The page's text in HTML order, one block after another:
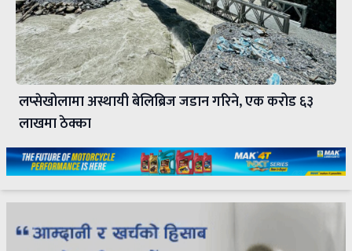
लप्सेखोलामा अस्थायी बेलिब्रिज जडान गरिने, एक करोड ६३
लाखमा ठेक्का